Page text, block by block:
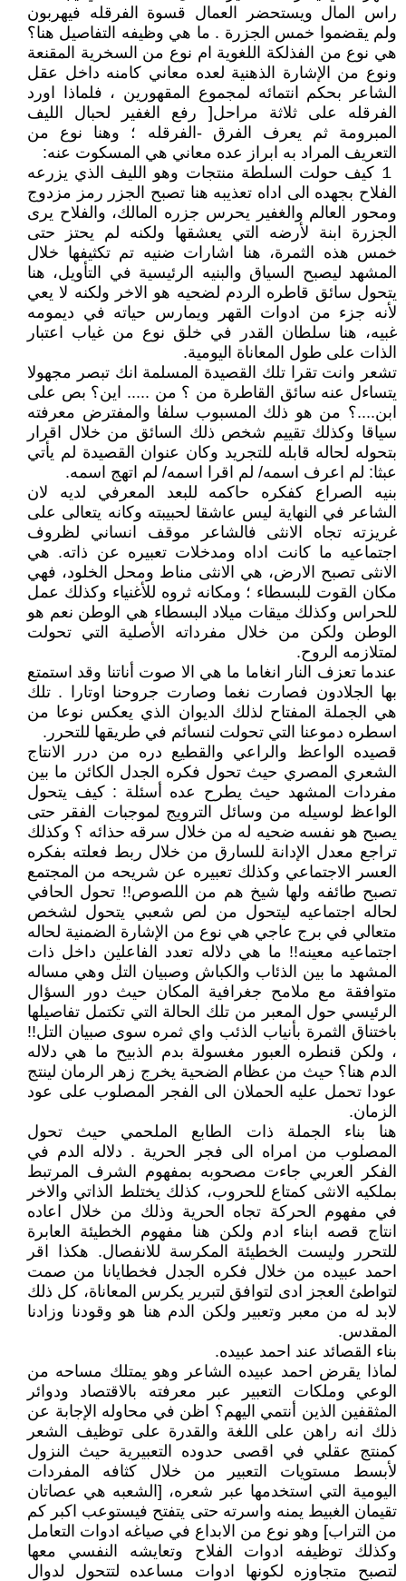
راس المال ويستحضر العمال قسوة الفرقله فيهربون
ولم يقضموا خمس الجزرة . ما هي وظيفه التفاصيل هنا؟
هي نوع من الفذلكة اللغوية ام نوع من السخرية المقنعة
ونوع من الإشارة الذهنية لعده معاني كامنه داخل عقل
الشاعر بحكم انتمائه لمجموع المقهورين ، فلماذا اورد
الفرقله على ثلاثة مراحل[ رفع الغفير لحبال الليف
المبرومة ثم يعرف الفرق -الفرقله ؛ وهنا نوع من
التعريف المراد به ابراز عده معاني هي المسكوت عنه:
１ كيف حولت السلطة منتجات وهو الليف الذي يزرعه
الفلاح بجهده الى اداه تعذيبه هنا تصبح الجزر رمز مزدوج
ومحور العالم والغفير يحرس جزره المالك، والفلاح يرى
الجزرة ابنة لأرضه التي يعشقها ولكنه لم يحتز حتى
خمس هذه الثمرة، هنا اشارات ضنيه تم تكثيفها خلال
المشهد ليصبح السياق والبنيه الرئيسية في التأويل، هنا
يتحول سائق قاطره الردم لضحيه هو الاخر ولكنه لا يعي
لأنه جزء من ادوات القهر ويمارس حياته في ديمومه
غبيه، هنا سلطان القدر في خلق نوع من غياب اعتبار
الذات على طول المعاناة اليومية.
تشعر وانت تقرا تلك القصيدة المسلمة انك تبصر مجهولا
يتساءل عنه سائق القاطرة من ؟ من ..... اين؟ بص على
ابن....؟ من هو ذلك المسبوب سلفا والمفترض معرفته
سياقا وكذلك تقييم شخص ذلك السائق من خلال اقرار
بتحوله لحاله قابله للتجريد وكان عنوان القصيدة لم يأتي
عبثا: لم اعرف اسمه/ لم اقرا اسمه/ لم اتهج اسمه.
بنيه الصراع كفكره حاكمه للبعد المعرفي لديه لان
الشاعر في النهاية ليس عاشقا لحبيبته وكانه يتعالى على
غريزته تجاه الانثى فالشاعر موقف انساني لظروف
اجتماعيه ما كانت اداه ومدخلات تعبيره عن ذاته. هي
الانثى تصبح الارض، هي الانثى مناط ومحل الخلود، فهي
مكان القوت للبسطاء ؛ ومكانه ثروه للأغنياء وكذلك عمل
للحراس وكذلك ميقات ميلاد البسطاء هي الوطن نعم هو
الوطن ولكن من خلال مفرداته الأصلية التي تحولت
لمتلازمه الروح.
عندما تعزف النار انغاما ما هي الا صوت أناتنا وقد استمتع
بها الجلادون فصارت نغما وصارت جروحنا اوتارا . تلك
هي الجملة المفتاح لذلك الديوان الذي يعكس نوعا من
اسطره دموعنا التي تحولت لنسائم في طريقها للتحرر.
قصيده الواعظ والراعي والقطيع دره من درر الانتاج
الشعري المصري حيث تحول فكره الجدل الكائن ما بين
مفردات المشهد حيث يطرح عده أسئلة : كيف يتحول
الواعظ لوسيله من وسائل الترويج لموجبات الفقر حتى
يصبح هو نفسه ضحيه له من خلال سرقه حذائه ؟ وكذلك
تراجع معدل الإدانة للسارق من خلال ربط فعلته بفكره
العسر الاجتماعي وكذلك تعبيره عن شريحه من المجتمع
تصبح طائفه ولها شيخ هم من اللصوص!! تحول الحافي
لحاله اجتماعيه ليتحول من لص شعبي يتحول لشخص
متعالي في برج عاجي هي نوع من الإشارة الضمنية لحاله
اجتماعيه معينه!! ما هي دلاله تعدد الفاعلين داخل ذات
المشهد ما بين الذئاب والكباش وصبيان التل وهي مساله
متوافقة مع ملامح جغرافية المكان حيث دور السؤال
الرئيسي حول المعبر من تلك الحالة التي تكتمل تفاصيلها
باختناق الثمرة بأنياب الذئب واي ثمره سوى صبيان التل!!
، ولكن قنطره العبور مغسولة بدم الذبيح ما هي دلاله
الدم هنا؟ حيث من عظام الضحية يخرج زهر الرمان لينتج
عودا تحمل عليه الحملان الى الفجر المصلوب على عود
الزمان.
هنا بناء الجملة ذات الطابع الملحمي حيث تحول
المصلوب من امراه الى فجر الحرية . دلاله الدم في
الفكر العربي جاءت مصحوبه بمفهوم الشرف المرتبط
بملكيه الانثى كمتاع للحروب، كذلك يختلط الذاتي والاخر
في مفهوم الحركة تجاه الحرية وذلك من خلال اعاده
انتاج قصه ابناء ادم ولكن هنا مفهوم الخطيئة العابرة
للتحرر وليست الخطيئة المكرسة للانفصال. هكذا اقر
احمد عبيده من خلال فكره الجدل فخطايانا من صمت
لتواطئ العجز ادى لتوافق لتبرير يكرس المعاناة، كل ذلك
لابد له من معبر وتعبير ولكن الدم هنا هو وقودنا وزادنا
المقدس.
بناء القصائد عند احمد عبيده.
لماذا يقرض احمد عبيده الشاعر وهو يمتلك مساحه من
الوعي وملكات التعبير عبر معرفته بالاقتصاد ودوائر
المثقفين الذين أنتمي اليهم؟ اظن في محاوله الإجابة عن
ذلك انه راهن على اللغة والقدرة على توظيف الشعر
كمنتج عقلي في اقصى حدوده التعبيرية حيث النزول
لأبسط مستويات التعبير من خلال كثافه المفردات
اليومية التي استخدمها عبر شعره، [الشعبه هي عصاتان
تقيمان الغبيط يمنه واسرته حتى يتفتح فيستوعب اكبر كم
من التراب] وهو نوع من الابداع في صياغه ادوات التعامل
وكذلك توظيفه ادوات الفلاح وتعايشه النفسي معها
لتصبح متجاوزه لكونها ادوات مساعده لتتحول لدوال